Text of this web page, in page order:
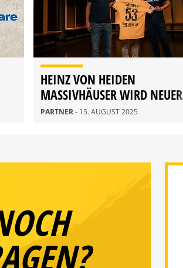
HEINZ VON HEIDEN
MASSIVHÄUSER WIRD NEUER
EXKLUSIV-PARTNER
PARTNER- 15. AUGUST 2025